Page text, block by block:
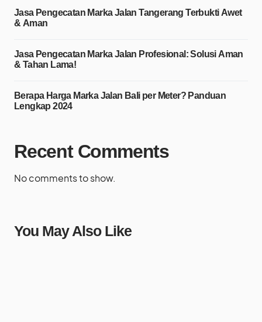
Jasa Pengecatan Marka Jalan Tangerang Terbukti Awet
& Aman
Jasa Pengecatan Marka Jalan Profesional: Solusi Aman
& Tahan Lama!
Berapa Harga Marka Jalan Bali per Meter? Panduan
Lengkap 2024
Recent Comments
No comments to show.
You May Also Like